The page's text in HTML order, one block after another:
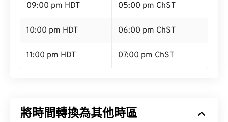
09:00 pm HDT 05:00 pm ChST
10:00 pm HDT 06:00 pm ChST
11:00 pm HDT 07:00 pm ChST
將時間轉換為其他時區